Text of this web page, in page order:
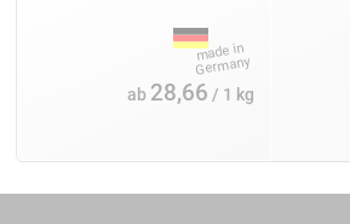
ab 28,66 / 1 kg